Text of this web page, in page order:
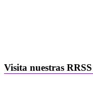
Visita nuestras RRSS